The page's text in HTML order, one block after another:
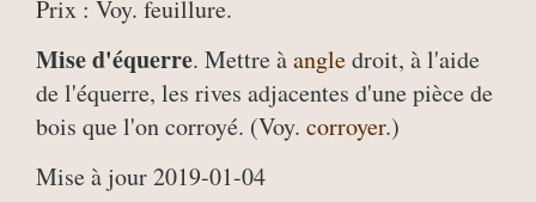
Prix : Voy. feuillure.
Mise d'équerre. Mettre àangledroit, à l'aide
de l'équerre, les rives adjacentes d'une pièce de
bois que l'on corroyé. (Voy. corroyer.)
Mise à jour 2019-01-04